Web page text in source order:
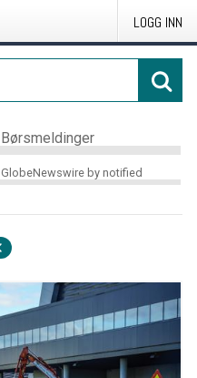
LOGG INN
Børsmeldinger
GlobeNewswire by notified